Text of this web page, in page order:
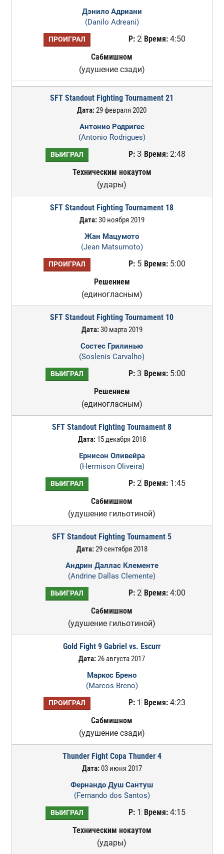
Дэнило Адриани
(Danilo Adreani)
ПРОИГРАЛ Р:2 Время:4:50
Сабмишном
(удушение сзади)
SFT Standout Fighting Tournament 21
Дата:29 февраля 2020
Антонио Родригес
(Antonio Rodrigues)
ВЫИГРАЛ Р:3 Время:2:48
Техническим нокаутом
(удары)
SFT Standout Fighting Tournament 18
Дата:30 ноября 2019
Жан Мацумото
(Jean Matsumoto)
ПРОИГРАЛ Р:5 Время:5:00
Решением
(единогласным)
SFT Standout Fighting Tournament 10
Дата:30 марта 2019
Состес Грилинью
(Soslenis Carvalho)
ВЫИГРАЛ Р:3 Время:5:00
Решением
(единогласным)
SFT Standout Fighting Tournament 8
Дата:15 декабря 2018
Ернисон Оливейра
(Hermison Oliveira)
ВЫИГРАЛ Р:2 Время:1:45
Сабмишном
(удушение гильотиной)
SFT Standout Fighting Tournament 5
Дата:29 сентября 2018
Андрин Даллас Клементе
(Andrine Dallas Clemente)
ВЫИГРАЛ Р:2 Время:4:00
Сабмишном
(удушение гильотиной)
Gold Fight 9 Gabriel vs. Escurr
Дата:26 августа 2017
Маркос Брено
(Marcos Breno)
ПРОИГРАЛ Р:1 Время:4:23
Сабмишном
(удушение сзади)
Thunder Fight Copa Thunder 4
Дата:03 июня 2017
Фернандо Душ Сантуш
(Fernando dos Santos)
ВЫИГРАЛ Р:1 Время:4:15
Техническим нокаутом
(удары)